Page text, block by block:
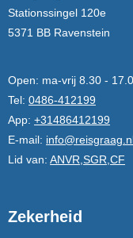
Stationssingel 120e
5371 BB Ravenstein
Open: ma-vrij 8.30 -
Tel: 0486-412199
App: +31486412199
E-mail:
Lid van: ANVR,SGR,CF
Zekerheid